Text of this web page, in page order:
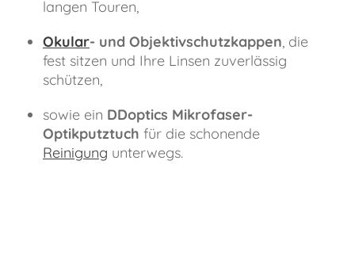
langen Touren,
Okular- und Objektivschutzkappen, die
fest sitzen und Ihre Linsen zuverlässig
schützen,
sowie ein DDoptics Mikrofaser-
Optikputztuch für die schonende
Reinigung unterwegs.